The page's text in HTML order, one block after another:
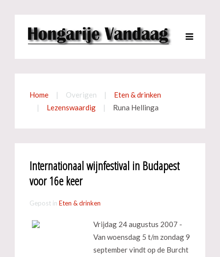
Home Overigen
Eten & drinken
Lezenswaardig
Runa Hellinga
Internationaal wijnfestival in Budapest
voor 16e keer
Gepost in Eten & drinken
Vrijdag 24 augustus 2007 -
Van woensdag 5 t/m zondag 9
september vindt op de Burcht